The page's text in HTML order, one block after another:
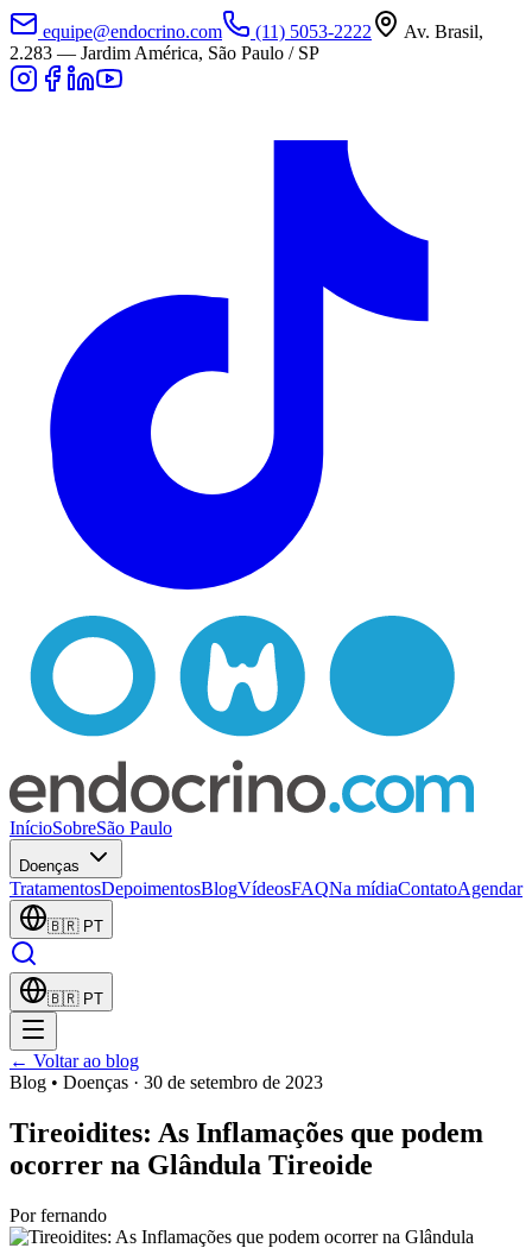
equipe@endocrino.com (11) 5053-2222
Av. Brasil,
2.283 — Jardim América, São Paulo / SP
InícioSobreSão Paulo
Doenças
TratamentosDepoimentosBlogVídeosFAQNa mídiaContatoAgendar
🇧🇷 PT
🇧🇷 PT
← Voltar ao blog
Blog • Doenças · 30 de setembro de 2023
Tireoidites: As Inflamações que podem
ocorrer na Glândula Tireoide
Porfernando